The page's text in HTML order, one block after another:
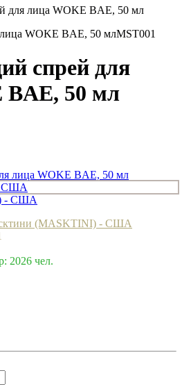
для лица WOKE BAE, 50 мл
WOKE BAE, 50 млMST001
спрей для
BAE, 50 мл
(MASKTINI) - США
2026 чел.